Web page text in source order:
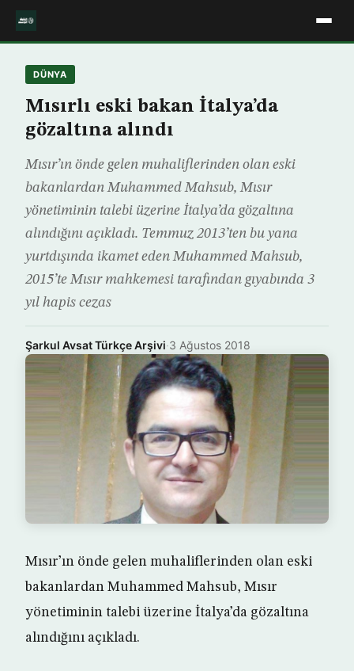
DÜNYA
Mısırlı eski bakan İtalya’da
gözaltına alındı
Mısır’ın önde gelen muhaliflerinden olan eski
bakanlardan Muhammed Mahsub, Mısır
yönetiminin talebi üzerine İtalya’da gözaltına
alındığını açıkladı. Temmuz 2013’ten bu yana
yurtdışında ikamet eden Muhammed Mahsub,
2015’te Mısır mahkemesi tarafından gıyabında 3
yıl hapis cezas
Şarkul Avsat Türkçe Arşivi·3 Ağustos 2018
Mısır’ın önde gelen muhaliflerinden olan eski
bakanlardan Muhammed Mahsub, Mısır
yönetiminin talebi üzerine İtalya’da gözaltına
alındığını açıkladı.